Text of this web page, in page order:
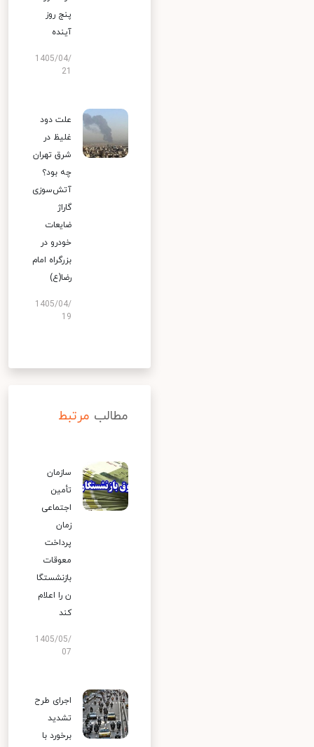
پنج روز
آینده
1405/04/
علت دود
غلیظ در
شرق تهران
چه بود؟
آتش‌سوزی
گاراژ
ضایعات
خودرو در
بزرگراه امام
رضا(ع)
1405/04/
19
مطالب مرتبط
سازمان
تأمین
اجتماعی
زمان
پرداخت
معوقات
بازنشستگا
ن را اعلام
کند
1405/05/
07
اجرای طرح
تشدید
برخورد با